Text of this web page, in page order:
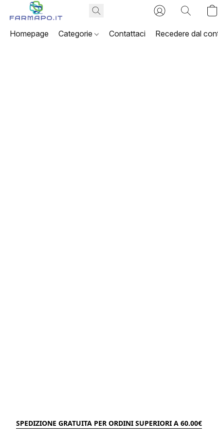
Homepage Categorie Contattaci Recedere dal
SPEDIZIONE GRATUITA PER ORDINI SUPERIORI A 60.00€